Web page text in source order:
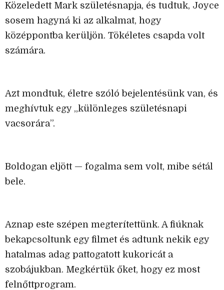
Közeledett Mark születésnapja, és tudtuk, Joyce
sosem hagyná ki az alkalmat, hogy
középpontba kerüljön. Tökéletes csapda volt
számára.
Azt mondtuk, életre szóló bejelentésünk van, és
meghívtuk egy „különleges születésnapi
vacsorára”.
Boldogan eljött — fogalma sem volt, mibe sétál
bele.
Aznap este szépen megterítettünk. A fiúknak
bekapcsoltunk egy filmet és adtunk nekik egy
hatalmas adag pattogatott kukoricát a
szobájukban. Megkértük őket, hogy ez most
felnőttprogram.